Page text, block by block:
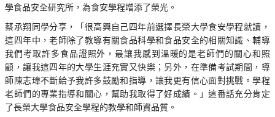
學食品安全研究所，為食安學程增添了榮光。
蔡承翔同學分享，「很高興自己四年前選擇長榮大學食安學程就讀，
這四年中，老師除了教導有關食品科學和食品安全的相關知識、輔導
我們考取許多食品證照外，最讓我感到溫暖的是老師們的關心和照
顧，讓我這四年的大學生涯充實又快樂；另外，在準備考試期間，導
師陳志瑋不斷給予我許多鼓勵和指導，讓我更有信心面對挑戰。學程
老師們的專業指導和關心，幫助我取得了好成績。」這番話充分肯定
了長榮大學食品安全學程的教學和師資品質。